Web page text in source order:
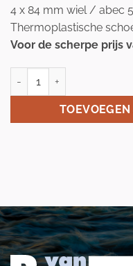
4 x 84 mm wiel / abec 5
Thermoplastische
Voor de scherpe prijs